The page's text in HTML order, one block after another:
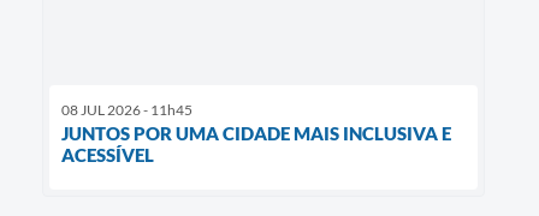
08 JUL 2026 - 11h45
JUNTOS POR UMA CIDADE MAIS INCLUSIVA E
ACESSÍVEL